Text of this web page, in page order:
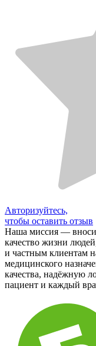
Авторизуйтесь,
чтобы оставить отзыв
Наша миссия —
качество жизни
и частным клиентам
медицинского
качества, надёжную
пациент и каждый